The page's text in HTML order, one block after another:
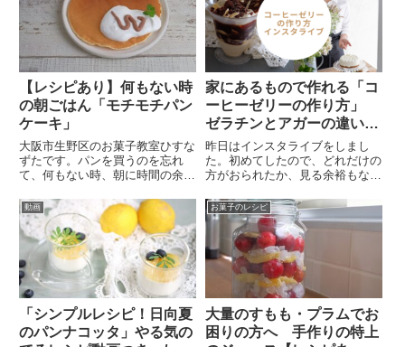
【レシピあり】何もない時
の朝ごはん「モチモチパン
ケーキ」
大阪市生野区のお菓子教室ひすな
ずたです。パンを買うのを忘れ
て、何もない時、朝に時間の余裕
ます。「モチモチパンケーキ」
「バターミルクパンケーキ」とも
言います。粉砂糖も、レッスン場
なので、ここにはなく、チョコレ
ート...
家にあるもので作れる「コ
ーヒーゼリーの作り方」
ゼラチンとアガーの違い
大阪・オンラインお菓子教
室ひすなずた
昨日はインスタライブをしまし
た。初めてしたので、どれだけの
方がおられたか、見る余裕もなく
が高まりました。みなさん、あり
がとうございました。コロナ禍
で、おうち時間が長くなったの
で、テンションのあがるお菓子を
作りま...
動画
「シンプルレシピ！日向夏
のパンナコッタ」やる気の
お菓子のレシピ
大量のすもも・プラムでお
困りの方へ 手作りの特上